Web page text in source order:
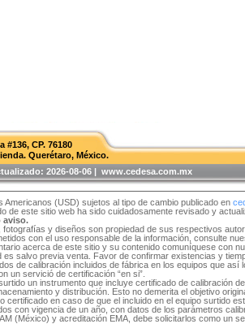
#136, CP. 76180
Querétaro, México.
2026-08-06 | www.cedesa.com.mx
Americanos (USD) sujetos al tipo de cambio publicado en
de este sitio web ha sido cuidadosamente revisado y
aviso.
fotografías y diseños son propiedad de sus respectivos
con el uso responsable de la información, consulte
acerca de este sitio y su contenido comuníquese con
es salvo previa venta. Favor de confirmar existencias y
de calibración incluidos de fábrica en los equipos que
un servició de certificación “en si”.
un instrumento que incluye certificado de calibración
y distribución. Esto no demerita el objetivo
certificado en caso de que el incluido en el equipo surtido
con vigencia de un año, con datos de los parámetros
(México) y acreditación EMA, debe solicitarlos como un